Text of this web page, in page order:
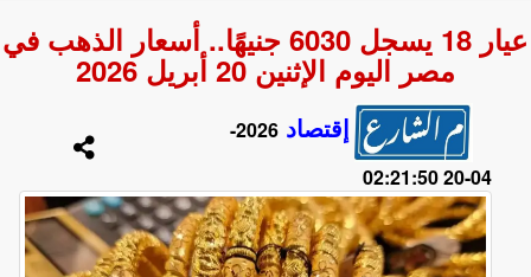
عيار 18 يسجل 6030 جنيهًا.. أسعار الذهب في
مصر اليوم الإثنين 20 أبريل 2026
إقتصاد
2026-
04-20 02:21:50